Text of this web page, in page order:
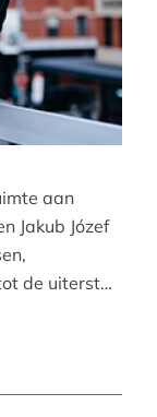
aan
Jakub Józef
de uiterst